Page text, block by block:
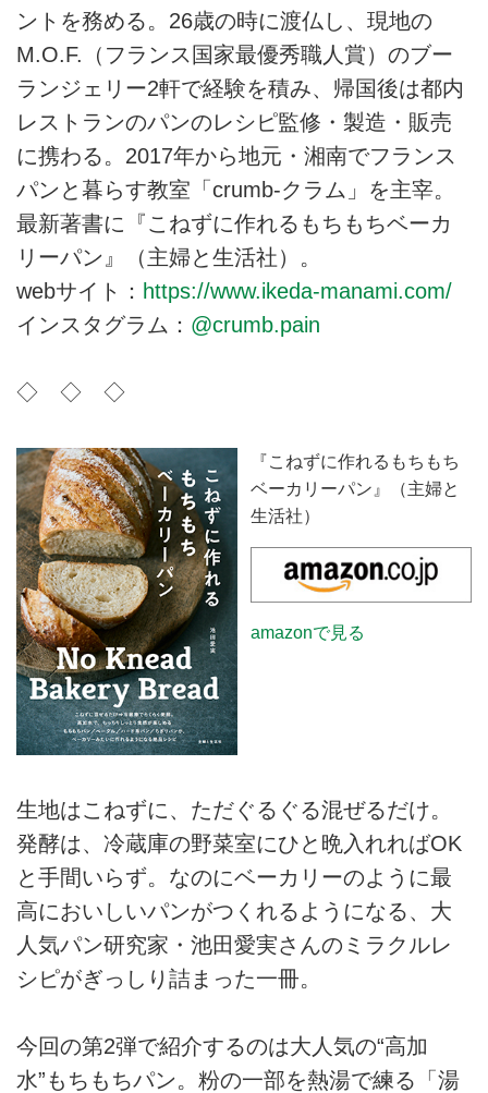
ントを務める。26歳の時に渡仏し、現地の
M.O.F.（フランス国家最優秀職人賞）のブー
ランジェリー2軒で経験を積み、帰国後は都内
レストランのパンのレシピ監修・製造・販売
に携わる。2017年から地元・湘南でフランス
パンと暮らす教室「crumb-クラム」を主宰。
最新著書に『こねずに作れるもちもちベーカ
リーパン』（主婦と生活社）。
webサイト： https://www.ikeda-manami.com/
インスタグラム： @crumb.pain
◇ ◇ ◇
『こねずに作れるもちもち
ベーカリーパン』（主婦と
生活社）
amazonで見る
生地はこねずに、ただぐるぐる混ぜるだけ。
発酵は、冷蔵庫の野菜室にひと晩入れればOK
と手間いらず。なのにベーカリーのように最
高においしいパンがつくれるようになる、大
人気パン研究家・池田愛実さんのミラクルレ
シピがぎっしり詰まった一冊。
今回の第2弾で紹介するのは大人気の“高加
水”もちもちパン。粉の一部を熱湯で練る「湯